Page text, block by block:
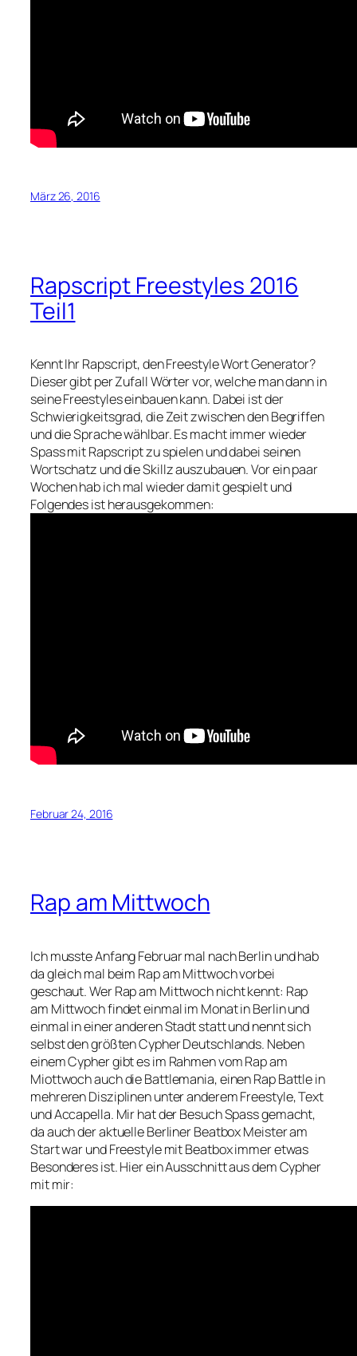
März 26, 2016
Rapscript Freestyles 2016
Teil1
Kennt Ihr Rapscript, den Freestyle Wort Generator?
Dieser gibt per Zufall Wörter vor, welche man dann in
seine Freestyles einbauen kann. Dabei ist der
Schwierigkeitsgrad, die Zeit zwischen den Begriffen
und die Sprache wählbar. Es macht immer wieder
Spass mit Rapscript zu spielen und dabei seinen
Wortschatz und die Skillz auszubauen. Vor ein paar
Wochen hab ich mal wieder damit gespielt und
Folgendes ist herausgekommen:
Februar 24, 2016
Rap am Mittwoch
Ich musste Anfang Februar mal nach Berlin und hab
da gleich mal beim Rap am Mittwoch vorbei
geschaut. Wer Rap am Mittwoch nicht kennt: Rap
am Mittwoch findet einmal im Monat in Berlin und
einmal in einer anderen Stadt statt und nennt sich
selbst den größten Cypher Deutschlands. Neben
einem Cypher gibt es im Rahmen vom Rap am
Miottwoch auch die Battlemania, einen Rap Battle in
mehreren Disziplinen unter anderem Freestyle, Text
und Accapella. Mir hat der Besuch Spass gemacht,
da auch der aktuelle Berliner Beatbox Meister am
Start war und Freestyle mit Beatbox immer etwas
Besonderes ist. Hier ein Ausschnitt aus dem Cypher
mit mir: